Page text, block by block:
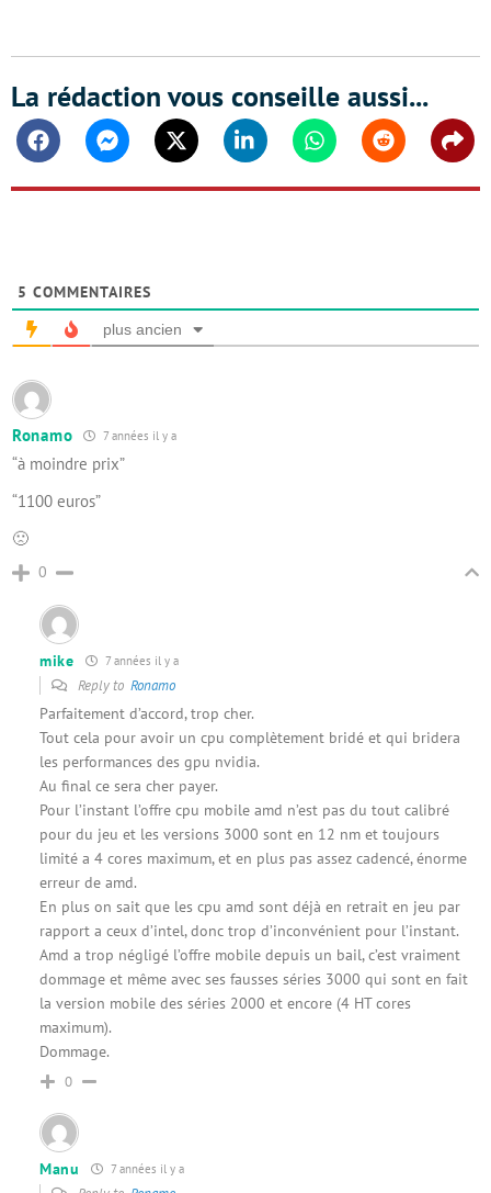
La rédaction vous conseille aussi...
FacebookMessengerTwitter Linkedin WhatsappReddit
5 COMMENTAIRES
plus ancien
Ronamo 7 années il y a
“à moindre prix”
“1100 euros”
🙁
0
mike 7 années il y a
Reply to Ronamo
Parfaitement d’accord, trop cher.
Tout cela pour avoir un cpu complètement bridé et qui bridera
les performances des gpu nvidia.
Au final ce sera cher payer.
Pour l’instant l’offre cpu mobile amd n’est pas du tout calibré
pour du jeu et les versions 3000 sont en 12 nm et toujours
limité a 4 cores maximum, et en plus pas assez cadencé, énorme
erreur de amd.
En plus on sait que les cpu amd sont déjà en retrait en jeu par
rapport a ceux d’intel, donc trop d’inconvénient pour l’instant.
Amd a trop négligé l’offre mobile depuis un bail, c’est vraiment
dommage et même avec ses fausses séries 3000 qui sont en fait
la version mobile des séries 2000 et encore (4 HT cores
maximum).
Dommage.
0
Manu 7 années il y a